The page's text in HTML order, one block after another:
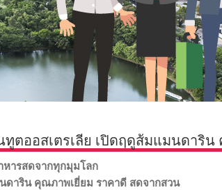
ตออสเตรเลีย เปิดฤดูส้มแมนดาริน
ารสดจากทุกมุมโลก
ดาริน คุณภาพเยี่ยม ราคาดี สดจากสวน